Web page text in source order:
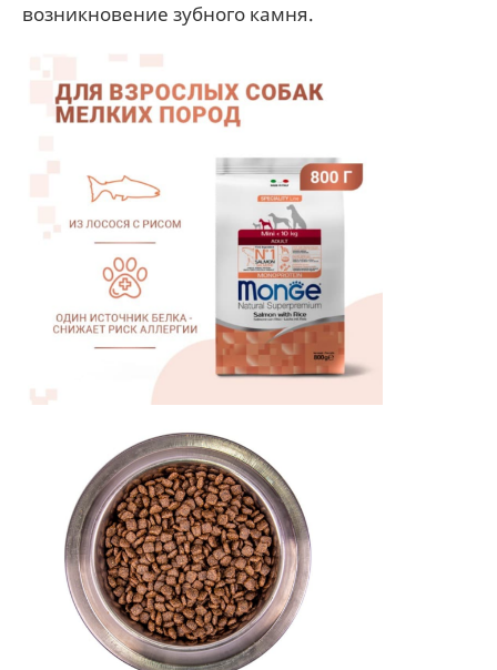
возникновение зубного камня.